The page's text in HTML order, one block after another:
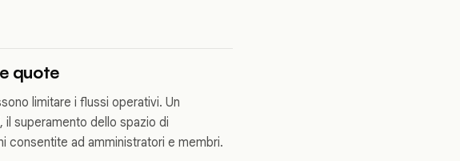
quote
limitare i flussi operativi. Un
superamento dello spazio di
consentite ad amministratori e membri.